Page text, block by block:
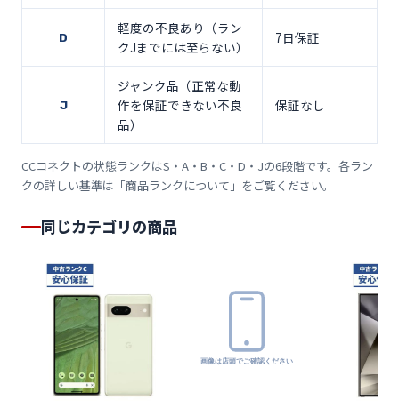
D
軽度の不良あり（ラン
クJまでには至らない）
7日保証
J
ジャンク品（正常な動
作を保証できない不良
品）
保証なし
CCコネクトの状態ランクはS・A・B・C・D・Jの6段階です。各ラン
クの詳しい基準は「商品ランクについて 」をご覧ください。
同じカテゴリの商品